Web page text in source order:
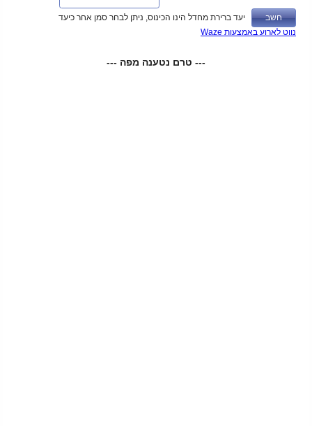
יעד ברירת מחדל הינו הכינוס, ניתן לבחר סמן אחר כיעד
נווט לארוע באמצעות Waze
--- טרם נטענה מפה ---